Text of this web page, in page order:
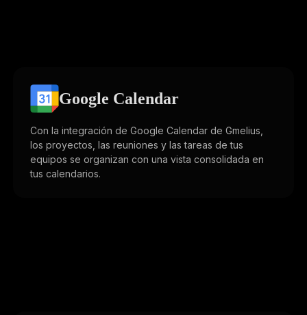
Google Calendar
Con la integración de Google Calendar de Gmelius,
los proyectos, las reuniones y las tareas de tus
equipos se organizan con una vista consolidada en
tus calendarios.